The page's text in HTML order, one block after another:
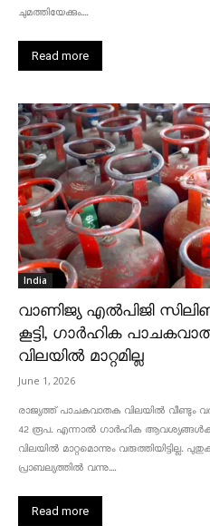
ചുമത്തിയേക്കും....
Read more
India
വാണിജ്യ എൽപിജി
കൂട്ടി, ഗാർഹിക
വിലയിൽ മാറ്റമില്ല
June 1, 2026
രാജ്യത്ത് പാചകവാതക വിലയിൽ വീണ്ടും
42 രൂപ. എന്നാൽ ഗാർഹിക
വിലയിൽ മാറ്റമൊന്നും വരുത്തിയിട്ടില്ല.
പ്രാബല്യത്തിൽ വന്നു....
Read more